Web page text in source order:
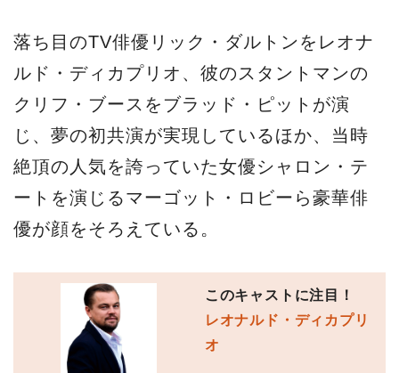
落ち目のTV俳優リック・ダルトンをレオナ
ルド・ディカプリオ、彼のスタントマンの
クリフ・ブースをブラッド・ピットが演
じ、夢の初共演が実現しているほか、当時
絶頂の人気を誇っていた女優シャロン・テ
ートを演じるマーゴット・ロビーら豪華俳
優が顔をそろえている。
このキャストに注目！
レオナルド・ディカプリ
オ